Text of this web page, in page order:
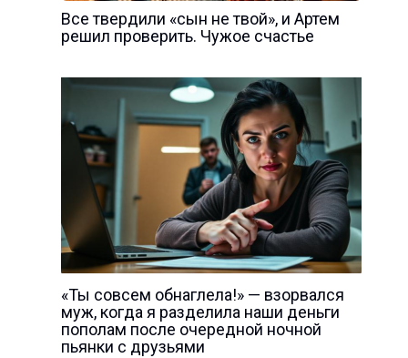
Все твердили «сын не твой», и Артем
решил проверить. Чужое счастье
«Ты совсем обнаглела!» — взорвался
муж, когда я разделила наши деньги
пополам после очередной ночной
пьянки с друзьями